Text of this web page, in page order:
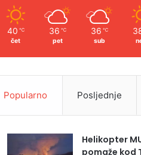
40 ℃
čet
36 ℃
pet
36 ℃
sub
Popularno Posljednje
Helikopter
pomaže kod